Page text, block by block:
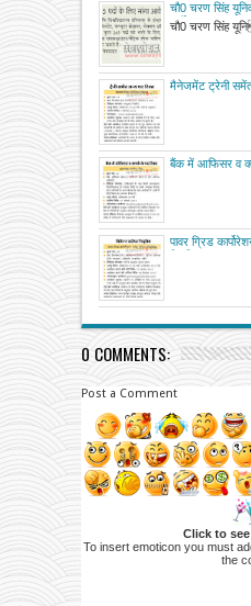
चौ0 चरण सिंह
भर्ती
चौ0 चरण सिंह
मैनेजमेंट ट्रेनी
बैंक में आफिसर व
पावर ग्रिड
0 COMMENTS:
Post a Comment
Click to
To insert emoticon you must
the